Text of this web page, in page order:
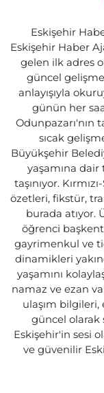
Eskişehir
Eskişehir Haber
gelen ilk adres
güncel
anlayışıyla
günün her
Odunpazarı'nın
sıcak
Büyükşehir
yaşamına dair
taşınıyor.
özetleri, fikstür,
burada atıyor.
öğrenci
gayrimenkul ve
dinamikleri
yaşamını
namaz ve ezan
ulaşım
güncel olarak
Eskişehir'in sesi
ve güvenilir